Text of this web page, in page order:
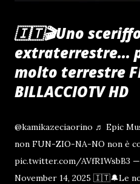
🇮🇹🎬Uno
extraterrestre...
molto terrestre
BILLACCIOTV HD
@kamikazeciaorino ♬ Epic
non FUN-ZIO-NA-NO non è
pic.twitter.com/AVfR1WsbB3 —
November 14, 2025 🇮🇹🔔Le